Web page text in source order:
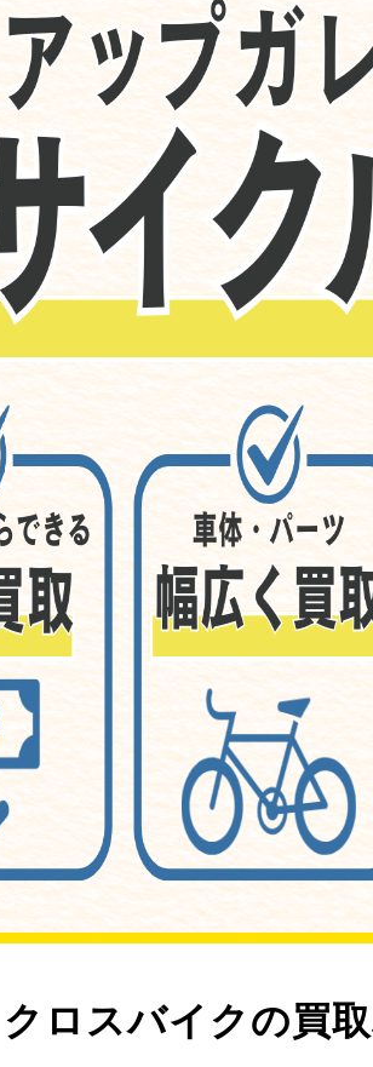
クロスバイクの買